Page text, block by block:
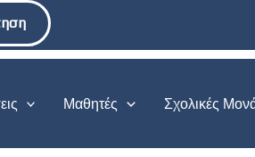
Μαθητές Σχολικές